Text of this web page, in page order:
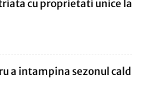
cu proprietati unice la
a intampina sezonul cald